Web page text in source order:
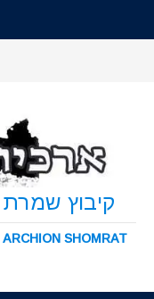
קיבוץ שמרת KIBBUTZ SHOMRAT